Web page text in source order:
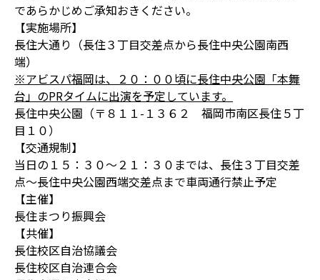
であらかじめご承知おきください。
【実施場所】
長住大通り（長住３丁目交差点から長住中央公園南西
端）
※アビスパ福岡は、２０：００頃に長住中央公園「本舞
台」のPRタイムに出演を予定しています。
長住中央公園（〒８１１-１３６２ 福岡市南区長住５丁
目１０）
【交通規制】
当日の１５：３０～２１：３０までは、長住３丁目交差
点～長住中央公園西端交差点まで車両通行禁止予定
【主催】
長住まつり振興会
【共催】
長住校区自治協議会
長住校区自治連合会